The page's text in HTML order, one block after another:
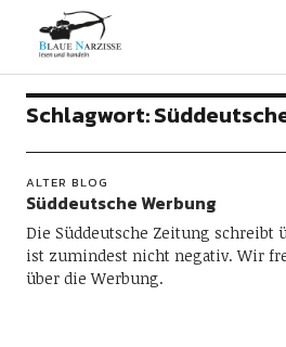
Blaue Narzisse
Schlagwort:
ALTER BLOG
Süddeutsche Werbung
Die Süddeutsche Zeitung schreibt
ist zumindest nicht negativ. Wir
über die Werbung.